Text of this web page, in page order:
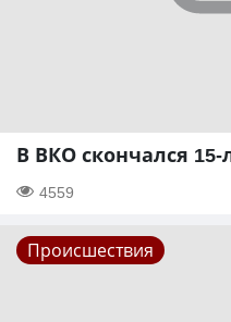
В ВКО скончался
4559
Происшествия